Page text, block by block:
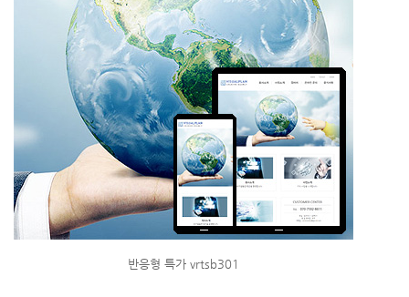
반응형 특가 vrtsb301